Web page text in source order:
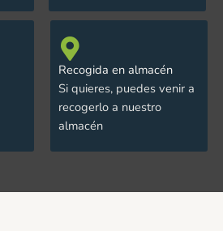
Recogida en almacén
Si quieres, puedes venir a
recogerlo a nuestro
almacén